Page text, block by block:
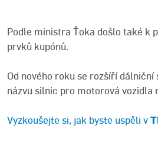
Podle ministra Ťoka došlo také k
prvků kupónů.
Od nového roku se rozšíří
názvu silnic pro motorová vozidla
Vyzkoušejte si, jak byste uspěli v